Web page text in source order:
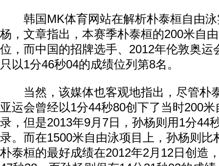
韩国MK体育网站在解析朴泰桓自由泳
杨，文章指出，本赛季朴泰桓的200米自
位，而中国的招牌选手、2012年伦敦奥运
只以1分46秒04的成绩位列第8名。
当然，该媒体也客观地指出，尽管朴
亚运会曾经以1分44秒80创下了当时200
录，但是2013年9月7日，孙杨则用1分44
录。而在1500米自由泳项目上，孙杨则比
朴泰桓的最好成绩在2012年2月12日创造